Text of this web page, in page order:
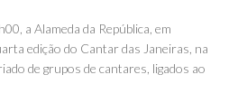
a Alameda da República, em
edição do Cantar das Janeiras, na
de grupos de cantares, ligados ao